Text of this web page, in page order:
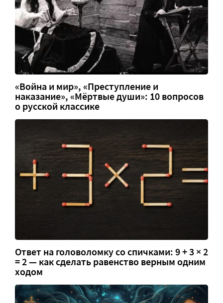
«Война и мир», «Преступление и
наказание», «Мёртвые души»: 10 вопросов
о русской классике
Ответ на головоломку со спичками: 9 + 3 × 2
= 2 — как сделать равенство верным одним
ходом